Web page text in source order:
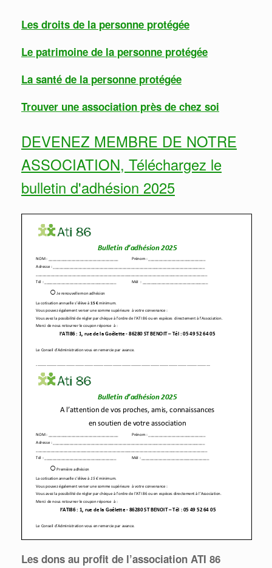
Les droits de la personne protégée
Le patrimoine de la personne protégée
La santé de la personne protégée
Trouver une association près de chez soi
DEVENEZ MEMBRE DE NOTRE
ASSOCIATION, Téléchargez le
bulletin d'adhésion 2025
Les dons au profit de l’association ATI 86